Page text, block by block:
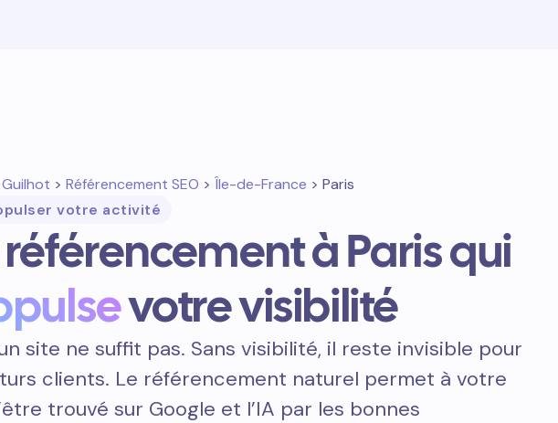
> Référencement SEO > Île-de-France > Paris
votre activité
référencement à Paris qui
votre visibilité
site ne suffit pas. Sans visibilité, il reste invisible pour
clients. Le référencement naturel permet à votre
trouvé sur Google et l’IA par les bonnes